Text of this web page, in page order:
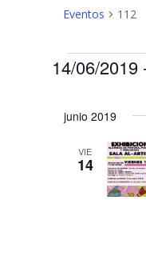
Eventos 112
Eventos
14/06/2019
junio 2019
VIE
14